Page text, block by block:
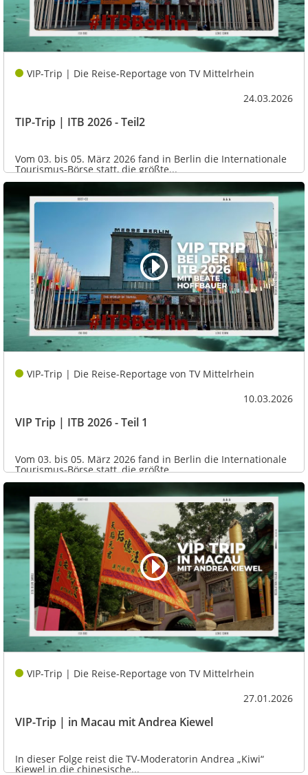
VIP-Trip | Die Reise-Reportage von TV Mittelrhein
24.03.2026
TIP-Trip | ITB 2026 - Teil2
Vom 03. bis 05. März 2026 fand in Berlin die Internationale
Tourismus-Börse statt, die größte...
VIP-Trip | Die Reise-Reportage von TV Mittelrhein
10.03.2026
VIP Trip | ITB 2026 - Teil 1
Vom 03. bis 05. März 2026 fand in Berlin die Internationale
Tourismus-Börse statt, die größte...
VIP-Trip | Die Reise-Reportage von TV Mittelrhein
27.01.2026
VIP-Trip | in Macau mit Andrea Kiewel
In dieser Folge reist die TV-Moderatorin Andrea „Kiwi“
Kiewel in die chinesische...